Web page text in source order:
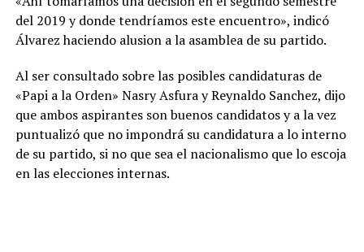
del 2019 y donde tendríamos este encuentro», indicó
Álvarez haciendo alusion a la asamblea de su partido.
Al ser consultado sobre las posibles candidaturas de
«Papi a la Orden» Nasry Asfura y Reynaldo Sanchez, dijo
que ambos aspirantes son buenos candidatos y a la vez
puntualizó que no impondrá su candidatura a lo interno
de su partido, si no que sea el nacionalismo que lo escoja
en las elecciones internas.